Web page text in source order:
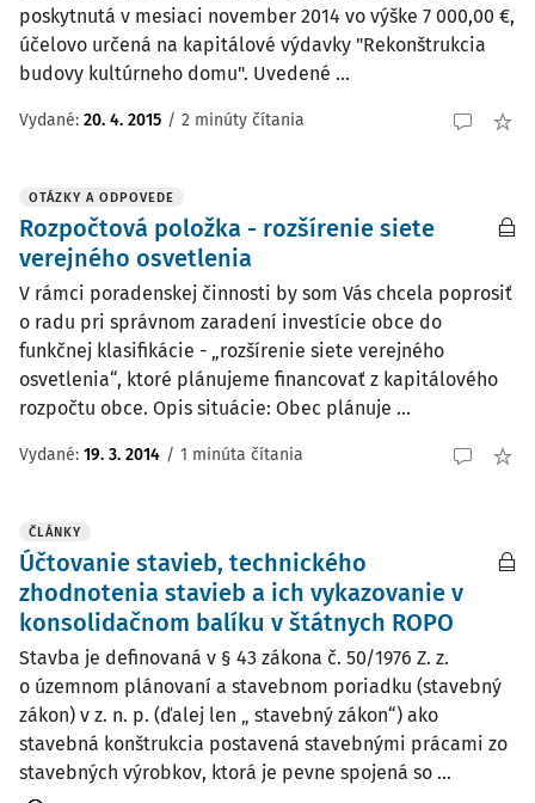
poskytnutá v mesiaci november 2014 vo výške 7 000,00 €,
účelovo určená na kapitálové výdavky "Rekonštrukcia
budovy kultúrneho domu". Uvedené ...
Vydané: 20. 4. 2015 / 2 minúty čítania
OTÁZKY A ODPOVEDE
Rozpočtová položka - rozšírenie siete
verejného osvetlenia
V rámci poradenskej činnosti by som Vás chcela poprosiť
o radu pri správnom zaradení investície obce do
funkčnej klasifikácie - „rozšírenie siete verejného
osvetlenia“, ktoré plánujeme financovať z kapitálového
rozpočtu obce. Opis situácie: Obec plánuje ...
Vydané: 19. 3. 2014 / 1 minúta čítania
ČLÁNKY
Účtovanie stavieb, technického
zhodnotenia stavieb a ich vykazovanie v
konsolidačnom balíku v štátnych ROPO
Stavba je definovaná v § 43 zákona č. 50/1976 Z. z.
o územnom plánovaní a stavebnom poriadku (stavebný
zákon) v z. n. p. (ďalej len „ stavebný zákon“) ako
stavebná konštrukcia postavená stavebnými prácami zo
stavebných výrobkov, ktorá je pevne spojená so ...